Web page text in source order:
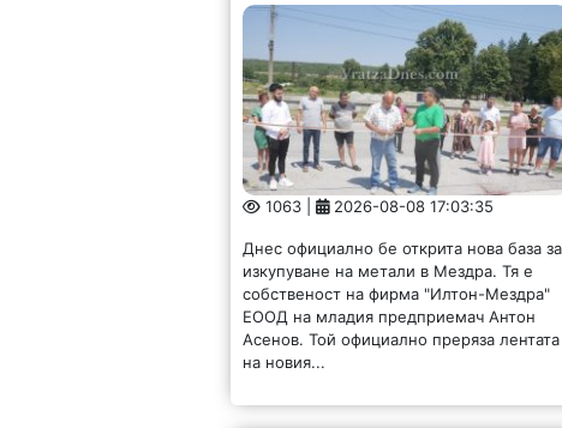
1063 | 2026-08-08 17:03:35
Днес официално бе открита нова база за
изкупуване на метали в Мездра. Тя е
собственост на фирма "Илтон-Мездра"
ЕООД на младия предприемач Антон
Асенов. Той официално преряза лентата
на новия...